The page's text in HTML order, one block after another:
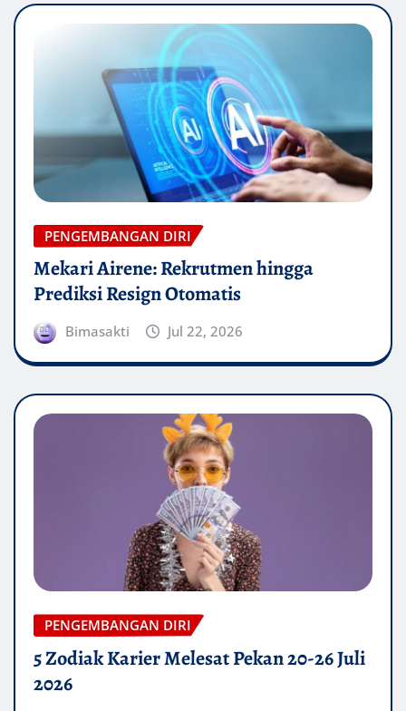
PENGEMBANGAN DIRI
Mekari Airene: Rekrutmen hingga
Prediksi Resign Otomatis
Bimasakti Jul 22, 2026
PENGEMBANGAN DIRI
5 Zodiak Karier Melesat Pekan 20-26 Juli
2026